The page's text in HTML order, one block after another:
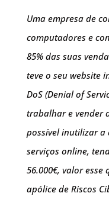
Uma empresa de
computadores e
85% das suas
teve o seu website
DoS (Denial of
trabalhar e vender
possível inutilizar a
serviços online,
56.000€, valor
apólice de Riscos